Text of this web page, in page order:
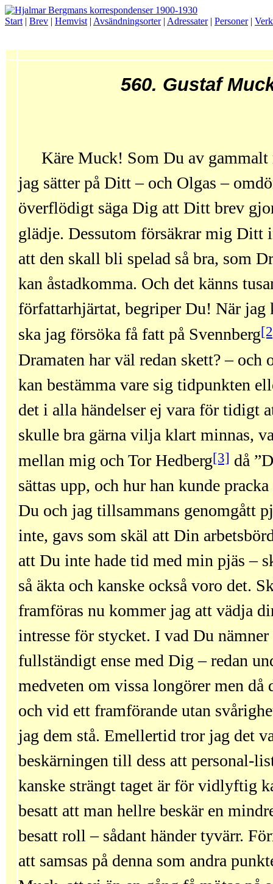
Start | Brev | Hemvist | Avsändningsorter| Adressater| Personer| Verk
560. Gustaf
Käre Muck! Som Du av
jag sätter på Ditt – och Olgas –
överflödigt säga Dig att Ditt brev
glädje. Dessutom försäkrar mig Ditt
att den skall bli spelad så bra, som
kan åstadkomma. Och det känns
författarhjärtat, begriper Du! När jag
ska jag försöka få fatt på Svennberg
Dramaten har väl redan skett? – och
kan bestämma vare sig tidpunkten
det i alla händelser ej vara för tidigt
skulle bra gärna vilja klart minnas,
mellan mig och Tor Hedberg[3] då
sättas upp, och hur han kunde
Du och jag tillsammans genomgått
inte, gavs som skäl att Din
att Du inte hade tid med min pjäs –
så äkta och kanske också voro det.
framföras nu kommer jag att vädja
intresse för stycket. I vad Du
fullständigt ense med Dig – redan
medveten om vissa longörer men
och vid ett framförande utan
jag dem stå. Emellertid tror jag det
beskärningen till dess att personal-
kanske strängt taget är för vidlyftig
besatt att man hellre beskär en
besatt roll – sådant händer tyvärr.
att samsas på denna som andra